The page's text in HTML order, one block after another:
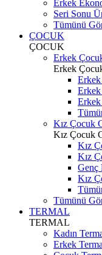
Erkek
Seri Sonu
Tümünü
ÇOCUK
ÇOCUK
Erkek
Erkek
Kız Çocuk
Kız Çocuk
Kız
Kız
Genç
Kız
Tümünü
TERMAL
TERMAL
Kadın
Erkek